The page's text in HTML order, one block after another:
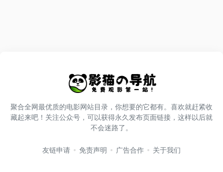
聚合全网最优质的电影网站目录，你想要的它都有。喜欢就赶紧收
藏起来吧！关注公众号，可以获得永久发布页面链接，这样以后就
不会迷路了。
友链申请 免责声明 广告合作 关于我们